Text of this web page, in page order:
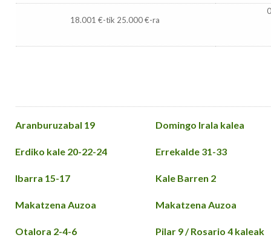
18.001 €-tik 25.000 €-ra
Aranburuzabal 19 Domingo Irala kalea
Erdiko kale 20-22-24 Errekalde 31-33
Ibarra 15-17 Kale Barren 2
Makatzena Auzoa Makatzena Auzoa
Otalora 2-4-6 Pilar 9 / Rosario 4 kaleak